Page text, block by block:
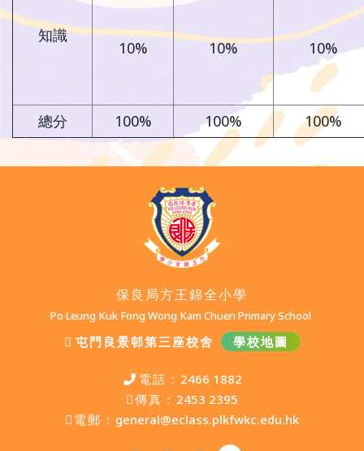
知識
10% 10% 10%
總分 100% 100% 100%
保良局方王錦全小學
Po Leung Kuk Fong Wong Kam Chuen Primary School
屯門良景邨第三座校舍 學校地圖
電話： 2466 1882
傳真： 2453 2395
電郵： general@eclass.plkfwkc.edu.hk